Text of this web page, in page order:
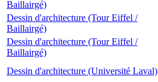
Baillairgé)
Dessin d'architecture (Tour Eiffel /
Baillairgé)
Dessin d'architecture (Tour Eiffel /
Baillairgé)
Dessin d'architecture (Université Laval)